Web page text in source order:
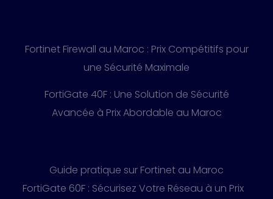
Fortinet Firewall au Maroc : Prix Compétitifs pour
une Sécurité Maximale
FortiGate 40F : Une Solution de Sécurité
Avancée à Prix Abordable au Maroc
Guide pratique sur Fortinet au Maroc
FortiGate 60F : Sécurisez Votre Réseau à un Prix